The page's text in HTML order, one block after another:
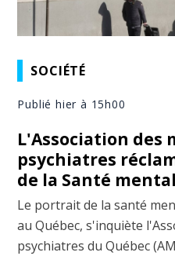
SOCIÉTÉ
Publié hier à 15h00
L'Association des
psychiatres
de la Santé
Le portrait de la santé
au Québec, s'inquiète
psychiatres du Québec